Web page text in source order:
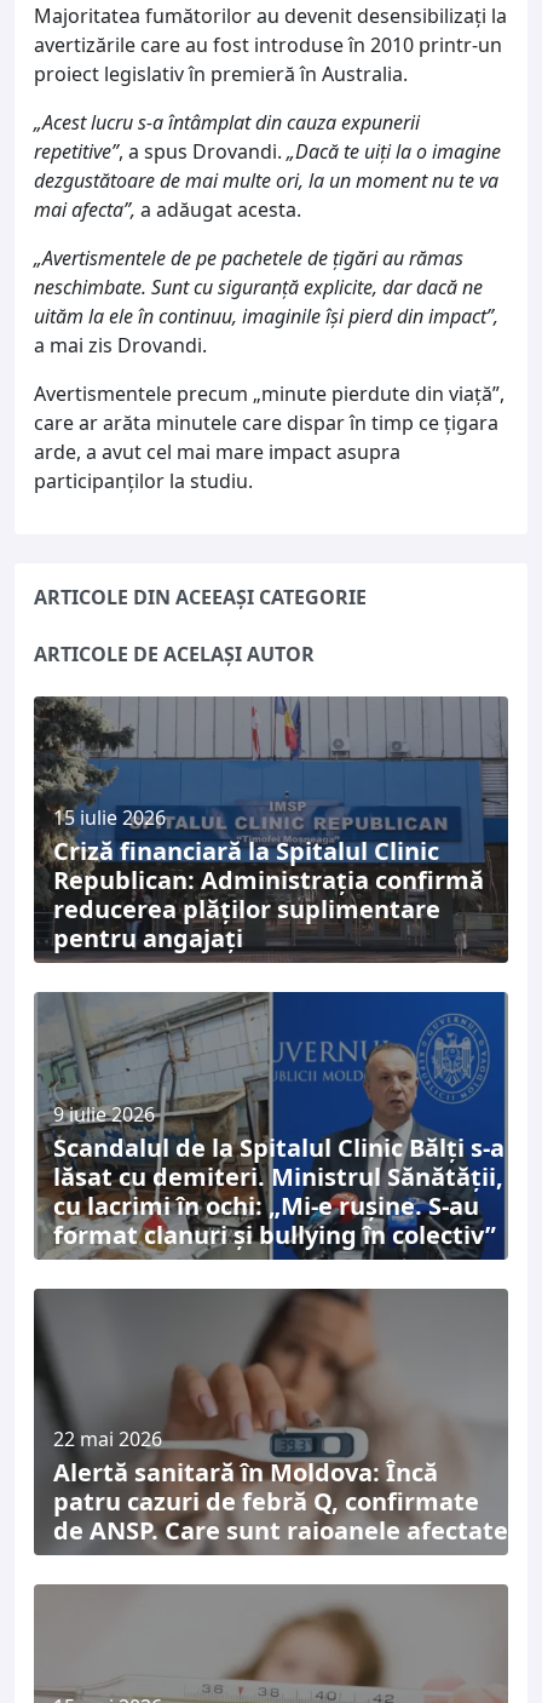
Majoritatea fumătorilor au devenit desensibilizaţi la
avertizările care au fost introduse în 2010 printr-un
proiect legislativ în premieră în Australia.
„Acest lucru s-a întâmplat din cauza expunerii
repetitive”, a spus Drovandi. „Dacă te uiţi la o imagine
dezgustătoare de mai multe ori, la un moment nu te va
mai afecta”, a adăugat acesta.
„Avertismentele de pe pachetele de ţigări au rămas
neschimbate. Sunt cu siguranţă explicite, dar dacă ne
uităm la ele în continuu, imaginile îşi pierd din impact”,
a mai zis Drovandi.
Avertismentele precum „minute pierdute din viaţă”,
care ar arăta minutele care dispar în timp ce ţigara
arde, a avut cel mai mare impact asupra
participanţilor la studiu.
ARTICOLE DIN ACEEAȘI CATEGORIE
ARTICOLE DE ACELAȘI AUTOR
15 iulie 2026
Criză financiară la Spitalul Clinic
Republican: Administrația confirmă
reducerea plăților suplimentare
pentru angajați
9 iulie 2026
Scandalul de la Spitalul Clinic Bălți s-a
lăsat cu demiteri. Ministrul Sănătății,
cu lacrimi în ochi: „Mi-e rușine. S-au
format clanuri și bullying în colectiv”
22 mai 2026
Alertă sanitară în Moldova: Încă
patru cazuri de febră Q, confirmate
de ANSP. Care sunt raioanele afectate